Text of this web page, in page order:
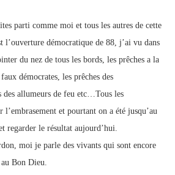
parti comme moi et tous les autres de cette
l’ouverture démocratique de 88, j’ai vu dans
du nez de tous les bords, les prêches a la
démocrates, les prêches des
des allumeurs de feu etc…Tous les
et pourtant on a été jusqu’au
regarder le résultat aujourd’hui.
moi je parle des vivants qui sont encore
Bon Dieu.